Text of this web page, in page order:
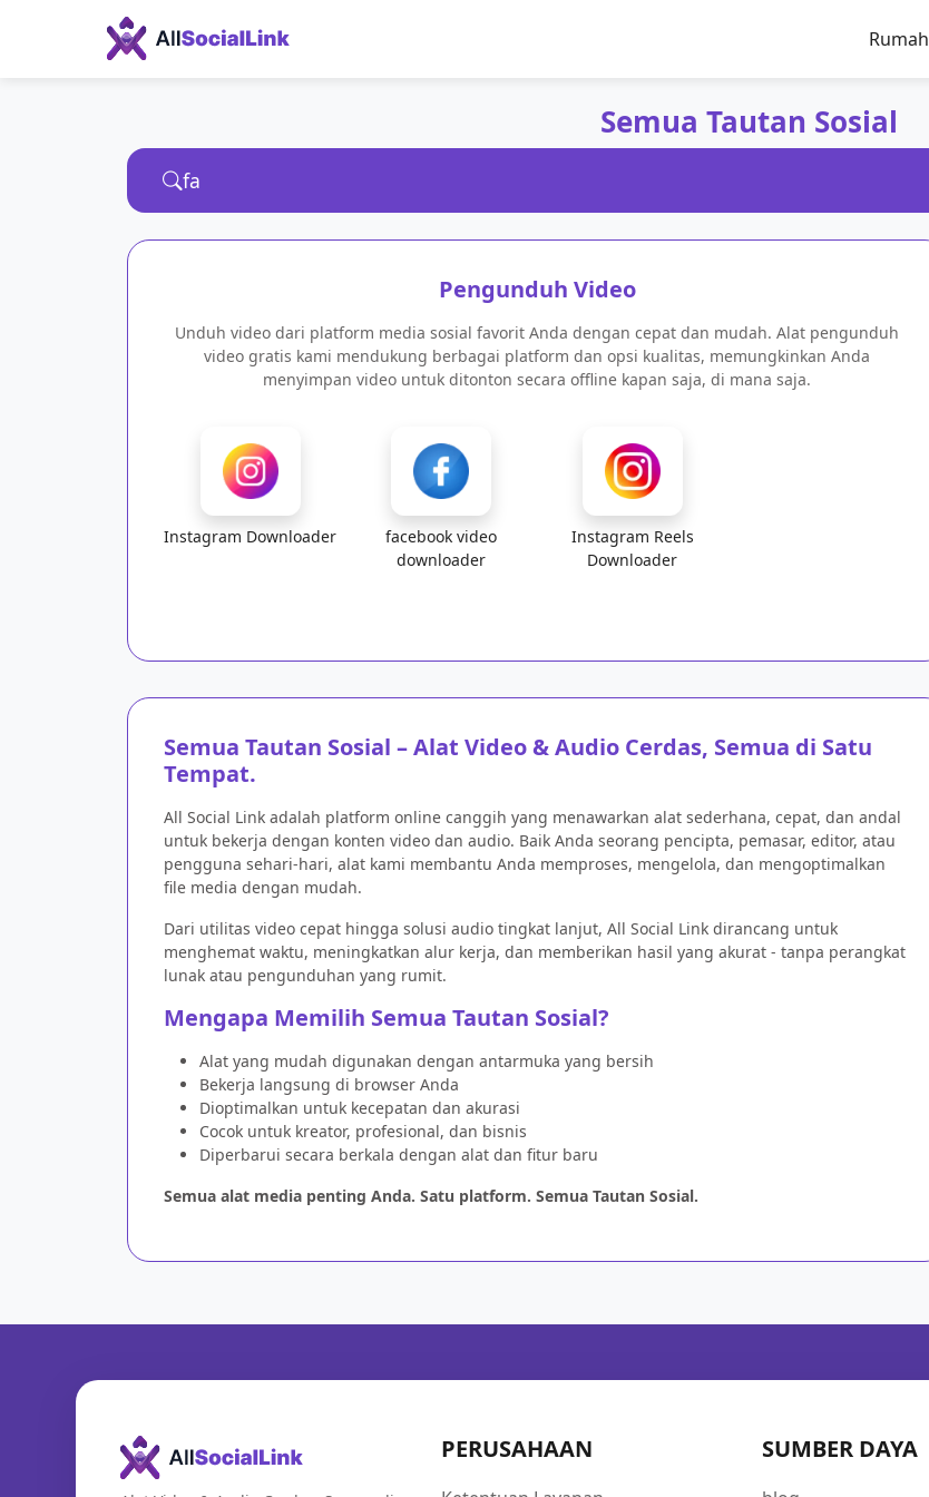
Rumah
Semua Tautan Sosial
Pengunduh Video
Unduh video dari platform media sosial favorit Anda dengan cepat dan mudah. Alat pengunduh
video gratis kami mendukung berbagai platform dan opsi kualitas, memungkinkan Anda
menyimpan video untuk ditonton secara offline kapan saja, di mana saja.
Instagram Downloader
facebook video
downloader
Instagram Reels
Downloader
Semua Tautan Sosial – Alat Video & Audio Cerdas, Semua di Satu
Tempat.
All Social Link adalah platform online canggih yang menawarkan alat sederhana, cepat, dan andal
untuk bekerja dengan konten video dan audio. Baik Anda seorang pencipta, pemasar, editor, atau
pengguna sehari-hari, alat kami membantu Anda memproses, mengelola, dan mengoptimalkan
file media dengan mudah.
Dari utilitas video cepat hingga solusi audio tingkat lanjut, All Social Link dirancang untuk
menghemat waktu, meningkatkan alur kerja, dan memberikan hasil yang akurat - tanpa perangkat
lunak atau pengunduhan yang rumit.
Mengapa Memilih Semua Tautan Sosial?
Alat yang mudah digunakan dengan antarmuka yang bersih
Bekerja langsung di browser Anda
Dioptimalkan untuk kecepatan dan akurasi
Cocok untuk kreator, profesional, dan bisnis
Diperbarui secara berkala dengan alat dan fitur baru
Semua alat media penting Anda. Satu platform. Semua Tautan Sosial.
PERUSAHAAN SUMBER DAYA